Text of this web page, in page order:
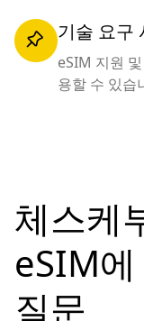
기술 요구
eSIM 지원
용할 수 있습
체스케
eSIM
질문